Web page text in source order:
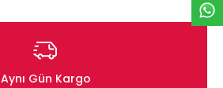
Aynı Gün Kargo